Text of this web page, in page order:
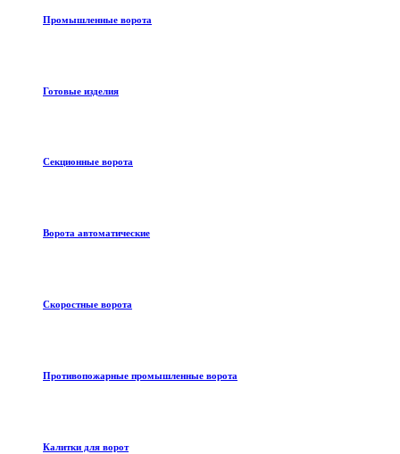
Промышленные ворота
Готовые изделия
Секционные ворота
Ворота автоматические
Скоростные ворота
Противопожарные промышленные ворота
Калитки для ворот